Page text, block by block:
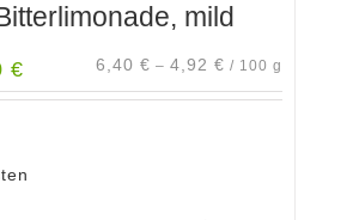
mild
€ 6,40 € – 4,92 € / 100 g